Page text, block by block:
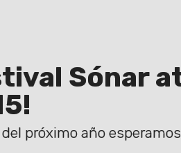
Sónar
próximo año